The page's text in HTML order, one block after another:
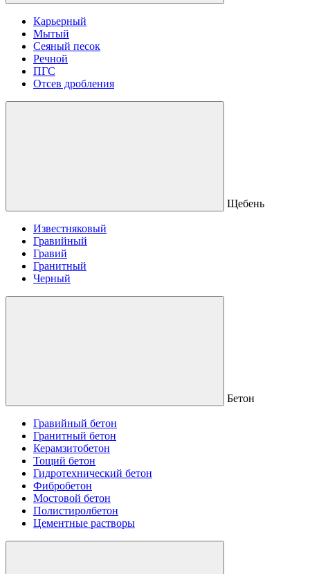
Карьерный
Мытый
Сеяный песок
Речной
ПГС
Отсев дробления
Щебень
Известняковый
Гравийный
Гравий
Гранитный
Черный
Бетон
Гравийный бетон
Гранитный бетон
Керамзитобетон
Тощий бетон
Гидротехнический бетон
Фибробетон
Мостовой бетон
Полистиролбетон
Цементные растворы